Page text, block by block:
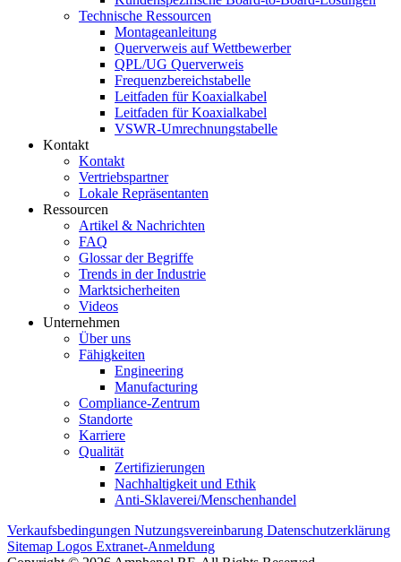
Technische Ressourcen
Montageanleitung
Querverweis auf Wettbewerber
QPL/UG Querverweis
Frequenzbereichstabelle
Leitfaden für Koaxialkabel
Leitfaden für Koaxialkabel
VSWR-Umrechnungstabelle
Kontakt
Kontakt
Vertriebspartner
Lokale Repräsentanten
Ressourcen
Artikel & Nachrichten
FAQ
Glossar der Begriffe
Trends in der Industrie
Marktsicherheiten
Videos
Unternehmen
Über uns
Fähigkeiten
Engineering
Manufacturing
Compliance-Zentrum
Standorte
Karriere
Qualität
Zertifizierungen
Nachhaltigkeit und Ethik
Anti-Sklaverei/Menschenhandel
Verkaufsbedingungen Nutzungsvereinbarung Datenschutzerklärung
Sitemap Logos Extranet-Anmeldung